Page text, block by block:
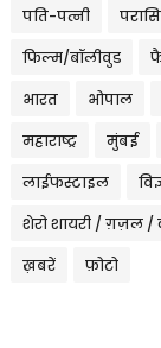
पति-पत्नी
फिल्म/बॉलीवुड
भारत भोपाल
महाराष्ट्र मुंबई
लाईफस्टाइल
शेरो शायरी / ग़ज़ल /
ख़बरें फ़ोटो